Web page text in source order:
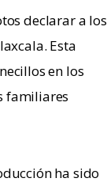
declarar a los
Esta
en los
familiares
ha sido